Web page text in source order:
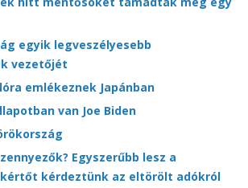
egyik legveszélyesebb
vezetőjét
emlékeznek Japánban
van Joe Biden
Egyszerűbb lesz a
kérdeztünk az eltörölt adókról